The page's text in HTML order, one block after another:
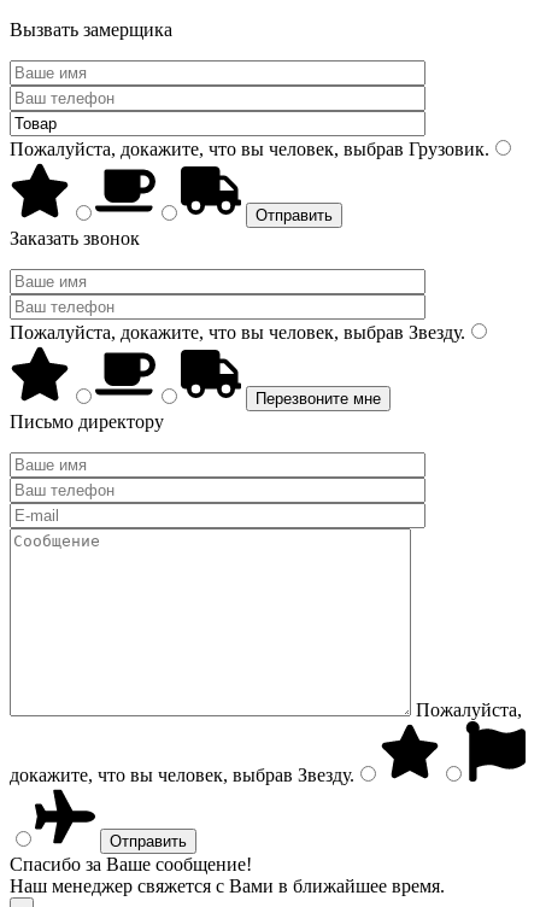
Вызвать замерщика
Пожалуйста, докажите, что вы человек, выбрав Грузовик.
Заказать звонок
Пожалуйста, докажите, что вы человек, выбрав Звезду.
Письмо директору
Пожалуйста,
докажите, что вы человек, выбрав Звезду.
Спасибо за Ваше сообщение!
Наш менеджер свяжется с Вами в ближайшее время.